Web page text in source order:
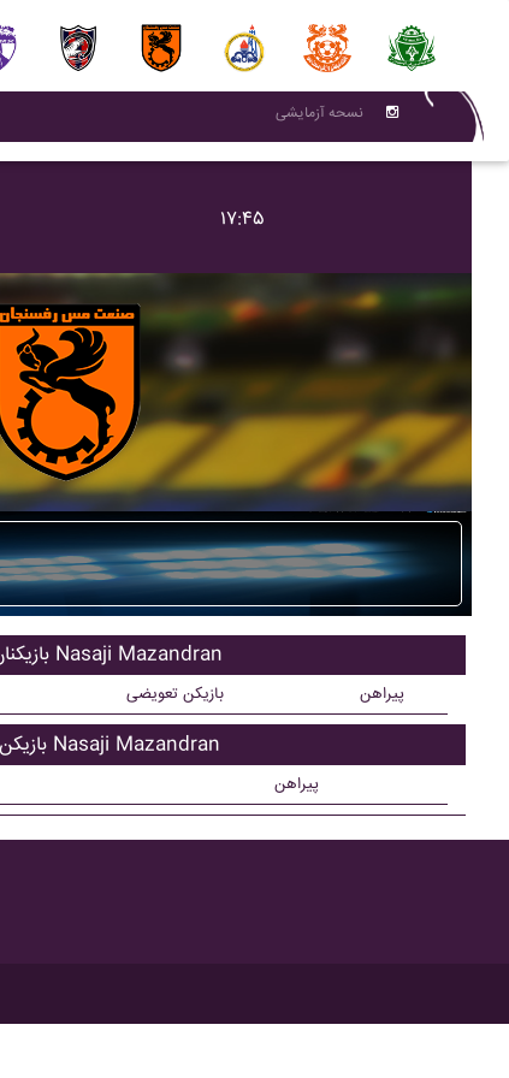
نسحه آزمایشی
۱۷:۴۵
بازیکنان اصلی Nasaji Mazandran
بازیکن تعویضی پیراهن
بازیکن ذحیره Nasaji Mazandran
پیراهن